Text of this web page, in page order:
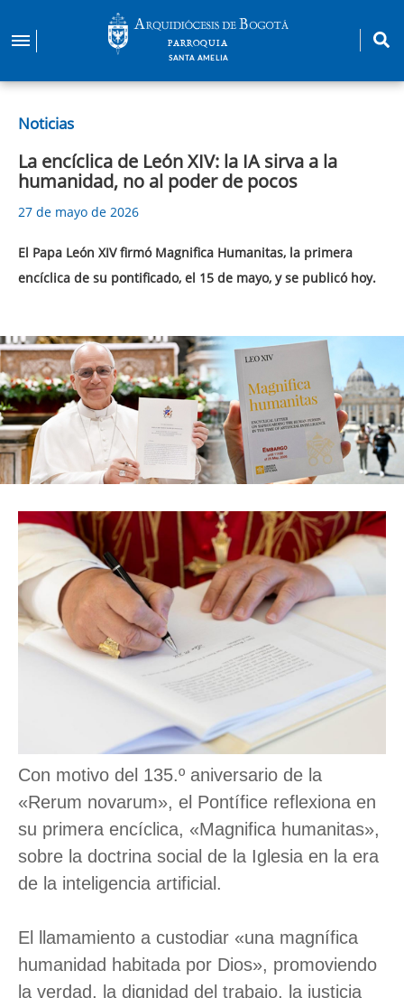
contenido
PARROQUIA
SANTA AMELIA
Noticias
La encíclica de León XIV: la IA sirva a la
humanidad, no al poder de pocos
27 de mayo de 2026
El Papa León XIV firmó Magnifica Humanitas, la primera
encíclica de su pontificado, el 15 de mayo, y se publicó hoy.
Con motivo del 135.º aniversario de la
«Rerum novarum», el Pontífice reflexiona en
su primera encíclica, «Magnifica humanitas»,
sobre la doctrina social de la Iglesia en la era
de la inteligencia artificial.
El llamamiento a custodiar «una magnífica
humanidad habitada por Dios», promoviendo
la verdad, la dignidad del trabajo, la justicia